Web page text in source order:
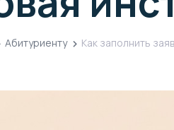
Абитуриенту Как заполнить